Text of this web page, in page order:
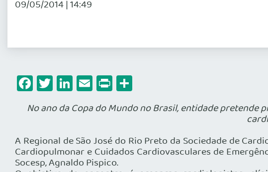
09/05/2014 | 14:49
Facebook
Twitter
LinkedIn
Email
Print
No ano da Copa do Mundo no Brasil, entidade
A Regional de São José do Rio Preto da Sociedade de
Cardiopulmonar e Cuidados Cardiovasculares de
Socesp, Agnaldo Pispico.